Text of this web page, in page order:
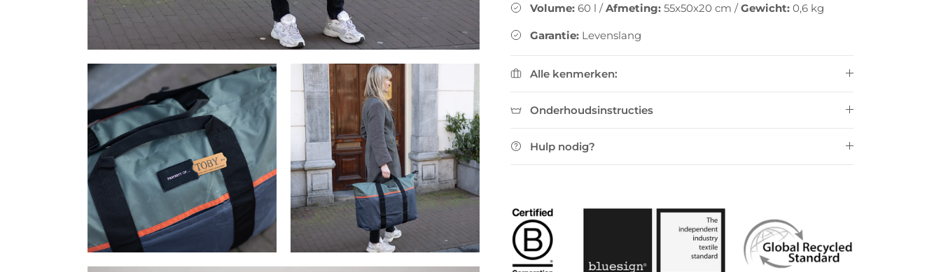
Volume: 60 l /Afmeting: 55x50x20 cm /Gewicht: 0,6 kg
Garantie:Levenslang
Alle kenmerken:
Onderhoudsinstructies
Hulp nodig?